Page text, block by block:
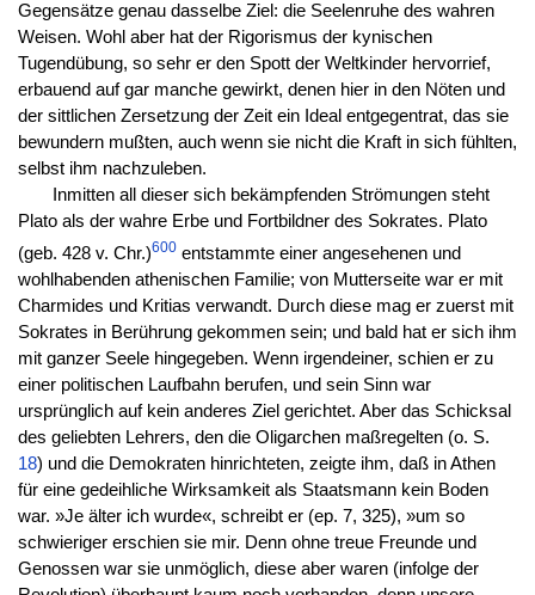
Gegensätze genau dasselbe Ziel: die Seelenruhe des wahren
Weisen. Wohl aber hat der Rigorismus der kynischen
Tugendübung, so sehr er den Spott der Weltkinder hervorrief,
erbauend auf gar manche gewirkt, denen hier in den Nöten und
der sittlichen Zersetzung der Zeit ein Ideal entgegentrat, das sie
bewundern mußten, auch wenn sie nicht die Kraft in sich fühlten,
selbst ihm nachzuleben.
Inmitten all dieser sich bekämpfenden Strömungen steht
Plato als der wahre Erbe und Fortbildner des Sokrates. Plato
(geb. 428 v. Chr.)600entstammte einer angesehenen und
wohlhabenden athenischen Familie; von Mutterseite war er mit
Charmides und Kritias verwandt. Durch diese mag er zuerst mit
Sokrates in Berührung gekommen sein; und bald hat er sich ihm
mit ganzer Seele hingegeben. Wenn irgendeiner, schien er zu
einer politischen Laufbahn berufen, und sein Sinn war
ursprünglich auf kein anderes Ziel gerichtet. Aber das Schicksal
des geliebten Lehrers, den die Oligarchen maßregelten (o. S.
18) und die Demokraten hinrichteten, zeigte ihm, daß in Athen
für eine gedeihliche Wirksamkeit als Staatsmann kein Boden
war. »Je älter ich wurde«, schreibt er (ep. 7, 325), »um so
schwieriger erschien sie mir. Denn ohne treue Freunde und
Genossen war sie unmöglich, diese aber waren (infolge der